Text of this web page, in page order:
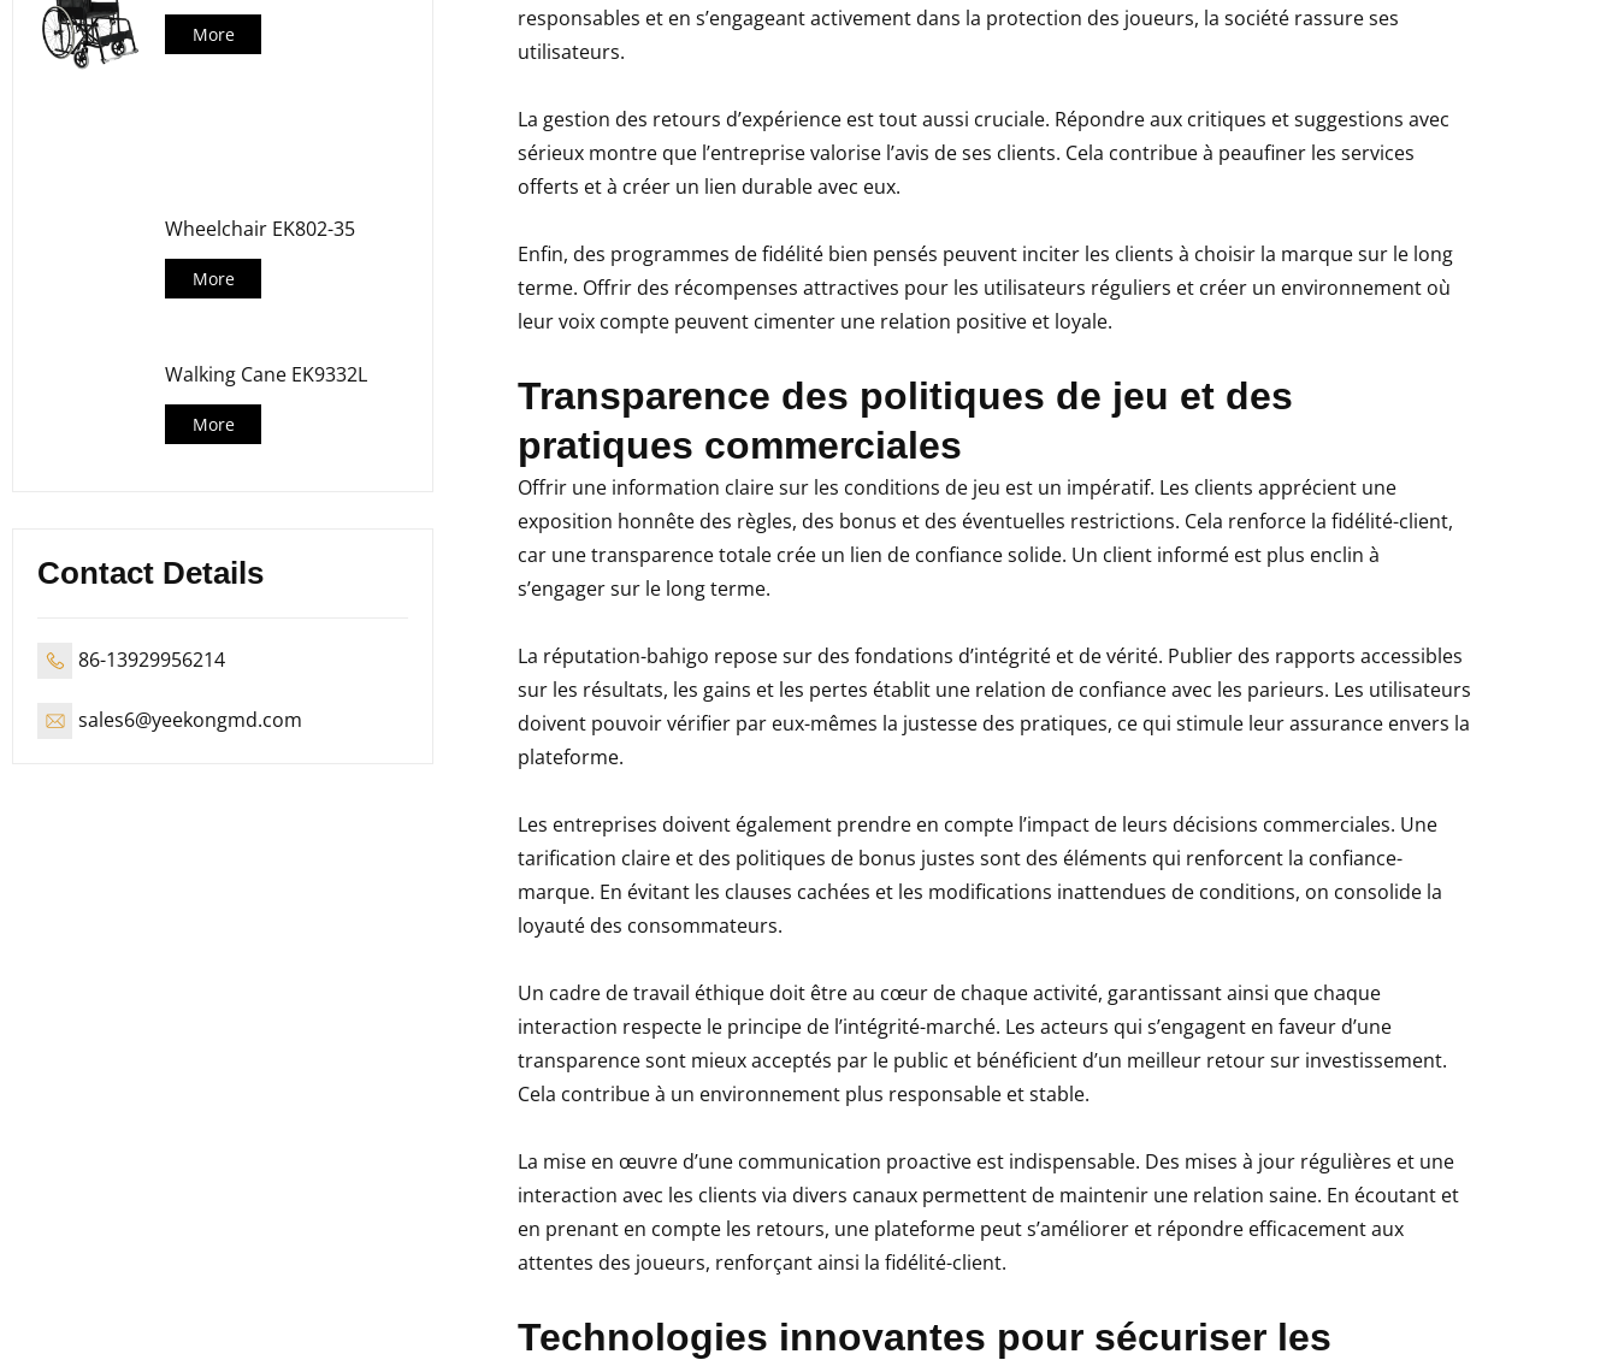
More
Wheelchair EK802-35
More
Walking Cane EK9332L
More
Contact Details
86-13929956214
sales6@yeekongmd.com
responsables et en s’engageant activement dans la protection des joueurs, la société rassure ses
utilisateurs.
La gestion des retours d’expérience est tout aussi cruciale. Répondre aux critiques et suggestions avec
sérieux montre que l’entreprise valorise l’avis de ses clients. Cela contribue à peaufiner les services
offerts et à créer un lien durable avec eux.
Enfin, des programmes de fidélité bien pensés peuvent inciter les clients à choisir la marque sur le long
terme. Offrir des récompenses attractives pour les utilisateurs réguliers et créer un environnement où
leur voix compte peuvent cimenter une relation positive et loyale.
Transparence des politiques de jeu et des
pratiques commerciales
Offrir une information claire sur les conditions de jeu est un impératif. Les clients apprécient une
exposition honnête des règles, des bonus et des éventuelles restrictions. Cela renforce la fidélité-client,
car une transparence totale crée un lien de confiance solide. Un client informé est plus enclin à
s’engager sur le long terme.
La réputation-bahigo repose sur des fondations d’intégrité et de vérité. Publier des rapports accessibles
sur les résultats, les gains et les pertes établit une relation de confiance avec les parieurs. Les utilisateurs
doivent pouvoir vérifier par eux-mêmes la justesse des pratiques, ce qui stimule leur assurance envers la
plateforme.
Les entreprises doivent également prendre en compte l’impact de leurs décisions commerciales. Une
tarification claire et des politiques de bonus justes sont des éléments qui renforcent la confiance-
marque. En évitant les clauses cachées et les modifications inattendues de conditions, on consolide la
loyauté des consommateurs.
Un cadre de travail éthique doit être au cœur de chaque activité, garantissant ainsi que chaque
interaction respecte le principe de l’intégrité-marché. Les acteurs qui s’engagent en faveur d’une
transparence sont mieux acceptés par le public et bénéficient d’un meilleur retour sur investissement.
Cela contribue à un environnement plus responsable et stable.
La mise en œuvre d’une communication proactive est indispensable. Des mises à jour régulières et une
interaction avec les clients via divers canaux permettent de maintenir une relation saine. En écoutant et
en prenant en compte les retours, une plateforme peut s’améliorer et répondre efficacement aux
attentes des joueurs, renforçant ainsi la fidélité-client.
Technologies innovantes pour sécuriser les